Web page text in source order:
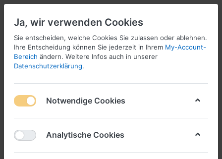
Menü Anmelden
16
Ja, wir verwenden Cookies
Sie entscheiden, welche Cookies Sie zulassen oder ablehnen.
Ihre Entscheidung können Sie jederzeit in Ihrem My-Account-
Bereich ändern. Weitere Infos auch in unserer
Datenschutzerklärung.
Notwendige Cookies
Analytische Cookies